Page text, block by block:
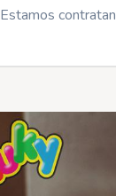
Estamos